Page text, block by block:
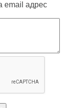
email адрес